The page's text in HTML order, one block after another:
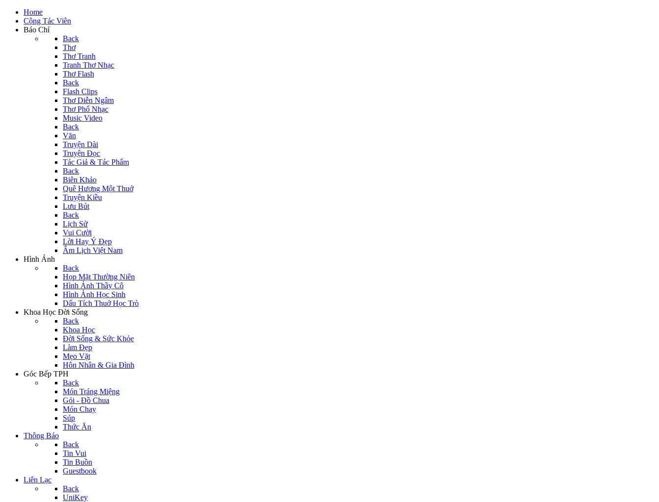
Home
Cộng Tác Viên
Báo Chí
Back
Thơ
Thơ Tranh
Tranh Thơ Nhạc
Thơ Flash
Back
Flash Clips
Thơ Diễn Ngâm
Thơ Phổ Nhạc
Music Video
Back
Văn
Truyện Dài
Truyện Đọc
Tác Giả & Tác Phẩm
Back
Biên Khảo
Quê Hương Một Thuở
Truyện Kiều
Lưu Bút
Back
Lịch Sử
Vui Cười
Lời Hay Ý Đẹp
Âm Lịch Việt Nam
Hình Ảnh
Back
Họp Mặt Thường Niên
Hình Ảnh Thầy Cô
Hình Ảnh Học Sinh
Dấu Tích Thuở Học Trò
Khoa Học Đời Sống
Back
Khoa Học
Đời Sống & Sức Khỏe
Làm Đẹp
Mẹo Vặt
Hôn Nhân & Gia Đình
Góc Bếp TPH
Back
Món Tráng Miệng
Gỏi - Đồ Chua
Món Chay
Súp
Thức Ăn
Thông Báo
Back
Tin Vui
Tin Buồn
Guestbook
Liên Lạc
Back
UniKey